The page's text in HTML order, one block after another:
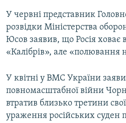
У червні представник
розвідки Міністерства
Юсов заявив, що Росія ховає
«Калібрів», але «полювання
У квітні у ВМС України
повномасштабної війни
втратив близько третини
ураження російських суден